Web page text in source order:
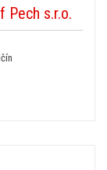
Pech s.r.o.